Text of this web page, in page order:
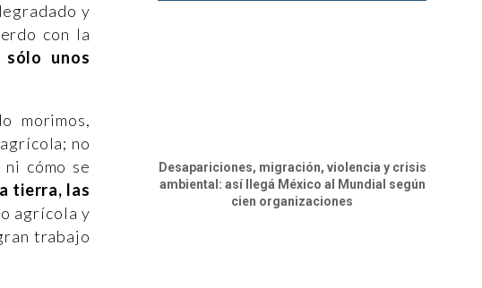
y
con la
unos
morimos,
no
cómo se
tierra, las
agrícola y
trabajo
Desapariciones, migración, violencia y crisis
ambiental: así llegá México al Mundial según
cien organizaciones